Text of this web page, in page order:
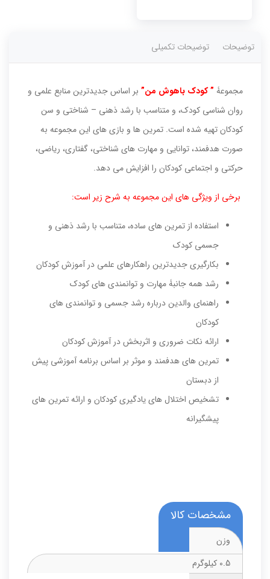
توضیحات توضیحات تکمیلی
مجموعۀ ” کودک باهوش من” بر اساس جدیدترین منابع علمی و
روان شناسی کودک، و متناسب با رشد ذهنی – شناختی و سن
کودکان تهیه شده است. تمرین ها و بازی های این مجموعه به
صورت هدفمند، توانایی و مهارت های شناختی، گفتاری، ریاضی،
حرکتی و اجتماعی کودکان را افزایش می دهد.
برخی از ویژگی های این مجموعه به شرح زیر است:
استفاده از تمرین های ساده، متناسب با رشد ذهنی و
جسمی کودک
بکارگیری جدیدترین راهکارهای علمی در آموزش کودکان
رشد همه جانبۀ­ مهارت و توانمندی های کودک
راهنمای والدین درباره رشد جسمی و توانمندی های
کودکان
ارائه نکات ضروری و اثربخش در آموزش کودکان
تمرین های هدفمند و موثر بر اساس برنامه آموزشی پیش
از دبستان
تشخیص اختلال های یادگیری کودکان و ارائه تمرین های
پیشگیرانه
مشخصات کالا
وزن
0.5 کیلوگرم